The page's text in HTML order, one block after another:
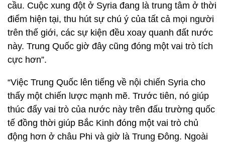
cầu. Cuộc xung đột ở Syria đang là trung tâm ở thời
điểm hiện tại, thu hút sự chú ý của tất cả mọi người
trên thế giới, các sự kiện đều xoay quanh đất nước
này. Trung Quốc giờ đây cũng đóng một vai trò tích
cực hơn”.
“Việc Trung Quốc lên tiếng về nội chiến Syria cho
thấy một chiến lược mạnh mẽ. Trước tiên, nó giúp
thúc đẩy vai trò của nước này trên đấu trường quốc
tế đồng thời giúp Bắc Kinh đóng một vai trò chủ
động hơn ở châu Phi và giờ là Trung Đông. Ngoài